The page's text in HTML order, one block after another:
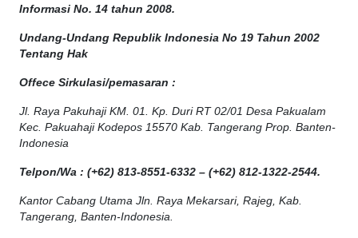
Informasi No. 14 tahun 2008.
Undang-Undang Republik Indonesia No 19 Tahun 2002
Tentang Hak
Offece Sirkulasi/pemasaran :
Jl. Raya Pakuhaji KM. 01. Kp. Duri RT 02/01 Desa Pakualam
Kec. Pakuahaji Kodepos 15570 Kab. Tangerang Prop. Banten-
Indonesia
Telpon/Wa : (+62) 813-8551-6332 – (+62) 812-1322-2544.
Kantor Cabang Utama Jln. Raya Mekarsari, Rajeg, Kab.
Tangerang, Banten-Indonesia.